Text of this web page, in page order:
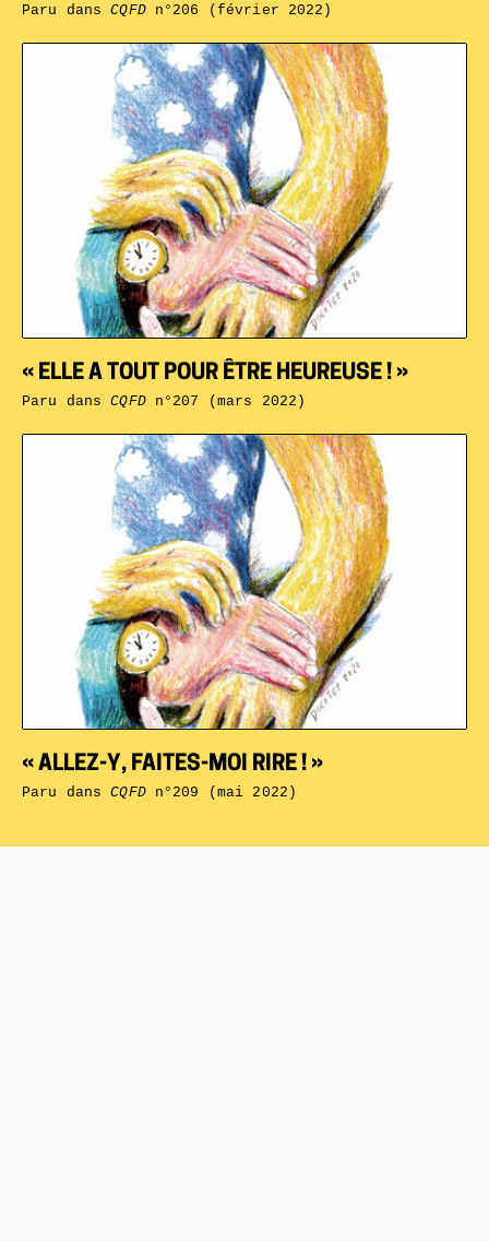
« ALLEZ-Y, FAITES-MOI RIRE ! »
Paru dansCQFDn°209 (mai 2022)
« ELLE A TOUT POUR ÊTRE HEUREUSE ! »
Paru dansCQFDn°207 (mars 2022)
Paru dansCQFDn°206 (février 2022)